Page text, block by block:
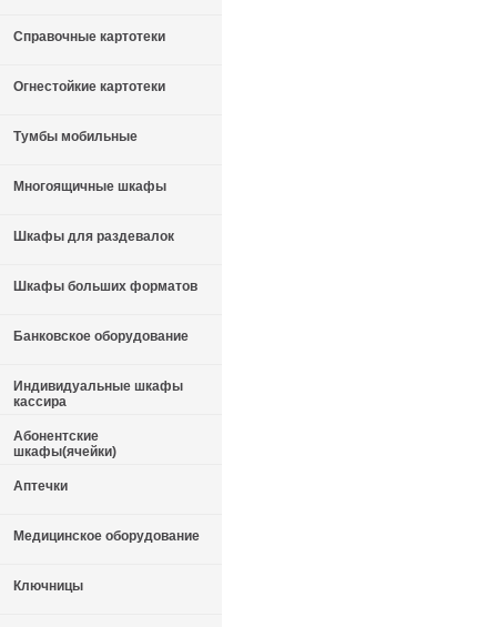
Справочные картотеки
Огнестойкие картотеки
Тумбы мобильные
Многоящичные шкафы
Шкафы для раздевалок
Шкафы больших форматов
Банковское оборудование
Индивидуальные шкафы
кассира
Абонентские
шкафы(ячейки)
Аптечки
Медицинское оборудование
Ключницы